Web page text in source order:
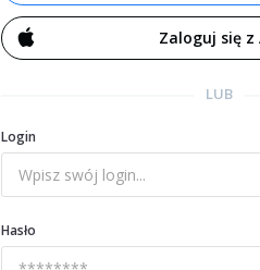
Zaloguj się z
LUB
Login
Hasło